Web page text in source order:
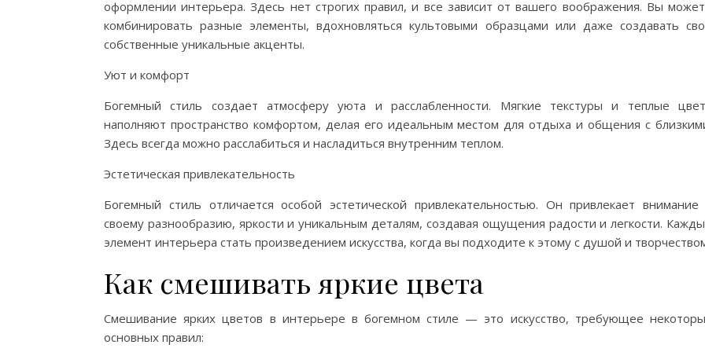
оформлении интерьера. Здесь нет строгих правил, и все зависит от вашего воображения. Вы
комбинировать разные элементы, вдохновляться культовыми образцами или даже создавать
собственные уникальные акценты.
Уют и комфорт
Богемный стиль создает атмосферу уюта и расслабленности. Мягкие текстуры и теплые
наполняют пространство комфортом, делая его идеальным местом для отдыха и общения с
Здесь всегда можно расслабиться и насладиться внутренним теплом.
Эстетическая привлекательность
Богемный стиль отличается особой эстетической привлекательностью. Он привлекает внимание
своему разнообразию, яркости и уникальным деталям, создавая ощущения радости и легкости.
элемент интерьера стать произведением искусства, когда вы подходите к этому с душой и
Как смешивать яркие цвета
Смешивание ярких цветов в интерьере в богемном стиле — это искусство, требующее
основных правил: